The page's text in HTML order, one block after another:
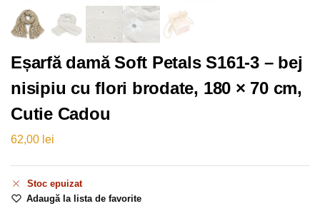
Eșarfă damă Soft Petals S161-3 – bej
nisipiu cu flori brodate, 180 × 70 cm,
Cutie Cadou
62,00 lei
Stoc epuizat
Adaugă la lista de favorite